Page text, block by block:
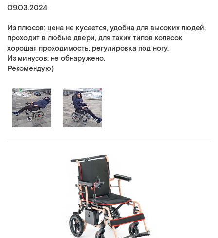
09.03.2024
Из плюсов: цена не кусается, удобна для высоких людей,
проходит в любые двери, для таких типов колясок
хорошая проходимость, регулировка под ногу.
Из минусов: не обнаружено.
Рекомендую)